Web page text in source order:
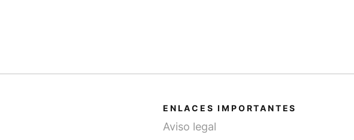
ENLACES IMPORTANTES
Aviso legal